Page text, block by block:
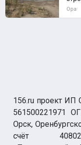
Ора
156.ru проект ИП
561500221971
Орск,
счёт